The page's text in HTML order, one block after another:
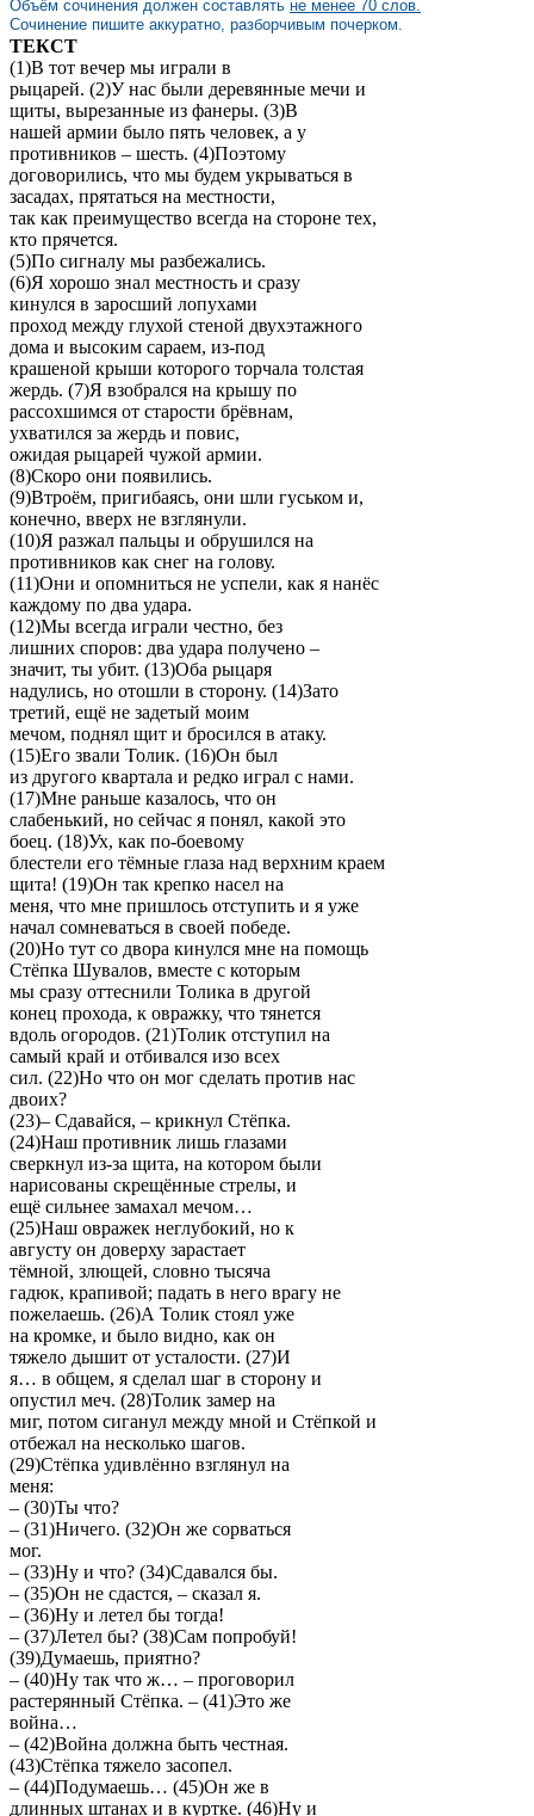
Объём сочинения должен составлять не менее 70 слов.
Сочинение пишите аккуратно, разборчивым почерком.
ТЕКСТ
(1)В тот вечер мы играли в
рыцарей. (2)У нас были деревянные мечи и
щиты, вырезанные из фанеры. (3)В
нашей армии было пять человек, а у
противников – шесть. (4)Поэтому
договорились, что мы будем укрываться в
засадах, прятаться на местности,
так как преимущество всегда на стороне тех,
кто прячется.
(5)По сигналу мы разбежались.
(6)Я хорошо знал местность и сразу
кинулся в заросший лопухами
проход между глухой стеной двухэтажного
дома и высоким сараем, из-под
крашеной крыши которого торчала толстая
жердь. (7)Я взобрался на крышу по
рассохшимся от старости брёвнам,
ухватился за жердь и повис,
ожидая рыцарей чужой армии.
(8)Скоро они появились.
(9)Втроём, пригибаясь, они шли гуськом и,
конечно, вверх не взглянули.
(10)Я разжал пальцы и обрушился на
противников как снег на голову.
(11)Они и опомниться не успели, как я нанёс
каждому по два удара.
(12)Мы всегда играли честно, без
лишних споров: два удара получено –
значит, ты убит. (13)Оба рыцаря
надулись, но отошли в сторону. (14)Зато
третий, ещё не задетый моим
мечом, поднял щит и бросился в атаку.
(15)Его звали Толик. (16)Он был
из другого квартала и редко играл с нами.
(17)Мне раньше казалось, что он
слабенький, но сейчас я понял, какой это
боец. (18)Ух, как по-боевому
блестели его тёмные глаза над верхним краем
щита! (19)Он так крепко насел на
меня, что мне пришлось отступить и я уже
начал сомневаться в своей победе.
(20)Но тут со двора кинулся мне на помощь
Стёпка Шувалов, вместе с которым
мы сразу оттеснили Толика в другой
конец прохода, к овражку, что тянется
вдоль огородов. (21)Толик отступил на
самый край и отбивался изо всех
сил. (22)Но что он мог сделать против нас
двоих?
(23)– Сдавайся, – крикнул Стёпка.
(24)Наш противник лишь глазами
сверкнул из-за щита, на котором были
нарисованы скрещённые стрелы, и
ещё сильнее замахал мечом…
(25)Наш овражек неглубокий, но к
августу он доверху зарастает
тёмной, злющей, словно тысяча
гадюк, крапивой; падать в него врагу не
пожелаешь. (26)А Толик стоял уже
на кромке, и было видно, как он
тяжело дышит от усталости. (27)И
я… в общем, я сделал шаг в сторону и
опустил меч. (28)Толик замер на
миг, потом сиганул между мной и Стёпкой и
отбежал на несколько шагов.
(29)Стёпка удивлённо взглянул на
меня:
– (30)Ты что?
– (31)Ничего. (32)Он же сорваться
мог.
– (33)Ну и что? (34)Сдавался бы.
– (35)Он не сдастся, – сказал я.
– (36)Ну и летел бы тогда!
– (37)Летел бы? (38)Сам попробуй!
(39)Думаешь, приятно?
– (40)Ну так что ж… – проговорил
растерянный Стёпка. – (41)Это же
война…
– (42)Война должна быть честная.
(43)Стёпка тяжело засопел.
– (44)Подумаешь… (45)Он же в
длинных штанах и в куртке. (46)Ну и